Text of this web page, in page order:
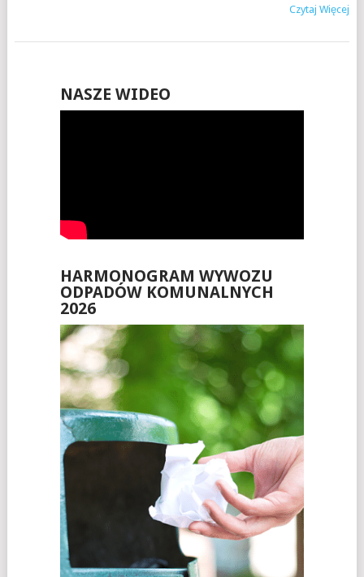
Czytaj Więcej
NASZE WIDEO
HARMONOGRAM WYWOZU
ODPADÓW KOMUNALNYCH
2026